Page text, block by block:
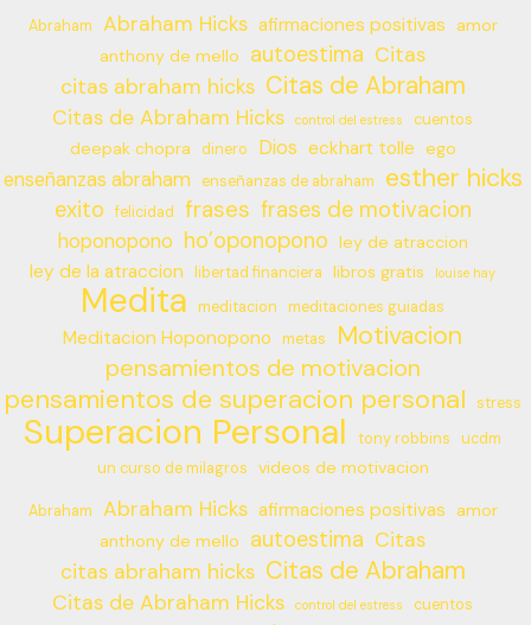
Abraham Abraham Hicks afirmaciones positivas
amor
anthony de mello
autoestima Citas
citas abraham hicks Citas de Abraham
Citas de Abraham Hicks control del estress cuentos
deepak chopra dinero Dios eckhart tolle ego
enseñanzas abraham enseñanzas de abraham esther hicks
exito felicidad frases frases de motivacion
hoponopono ho’oponopono ley de atraccion
ley de la atraccion libertad financiera libros gratis louise hay
Medita meditacion meditaciones guiadas
Meditacion Hoponopono metas Motivacion
pensamientos de motivacion
pensamientos de superacion personal stress
Superacion Personal tony robbins
ucdm
un curso de milagros
videos de motivacion
Abraham Abraham Hicks afirmaciones positivas
amor
anthony de mello
autoestima Citas
citas abraham hicks Citas de Abraham
Citas de Abraham Hicks control del estress cuentos